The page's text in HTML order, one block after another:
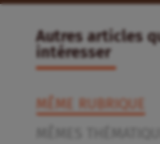
Autres articles
intéresser
MÊME RUBRIQUE